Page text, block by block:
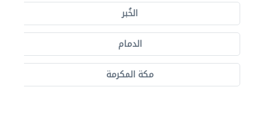
الخُبر
الدمام
مكة المكرمة